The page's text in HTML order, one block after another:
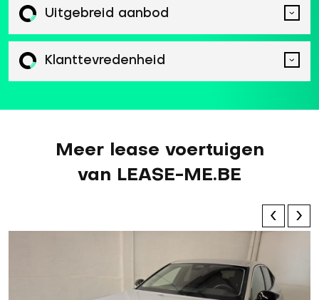
Uitgebreid aanbod
Klanttevredenheid
Meer lease voertuigen
van LEASE-ME.BE